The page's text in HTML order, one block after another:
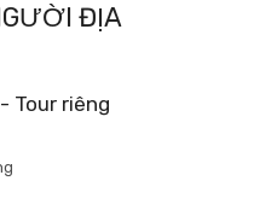
ĐỊA